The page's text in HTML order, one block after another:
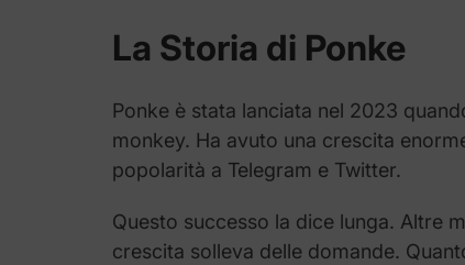
La Storia di Ponke
Ponke è stata lanciata nel 2023
monkey. Ha avuto una crescita
popolarità a Telegram e Twitter.
Questo successo la dice lunga. Altre
crescita solleva delle domande.